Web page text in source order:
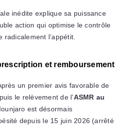
inédite explique sa puissance
action qui optimise le contrôle
radicalement l’appétit.
et remboursement
un premier avis favorable de
le relèvement de l’ASMR au
est désormais
depuis le 15 juin 2026 (arrêté